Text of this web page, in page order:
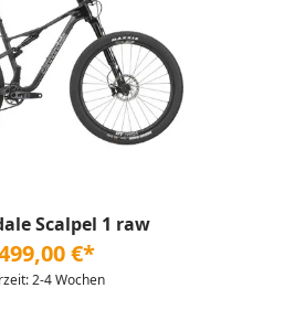
Scalpel 1 raw
€*
2-4 Wochen